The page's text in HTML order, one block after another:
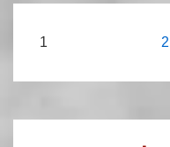
Walter
Paginazione
1 2